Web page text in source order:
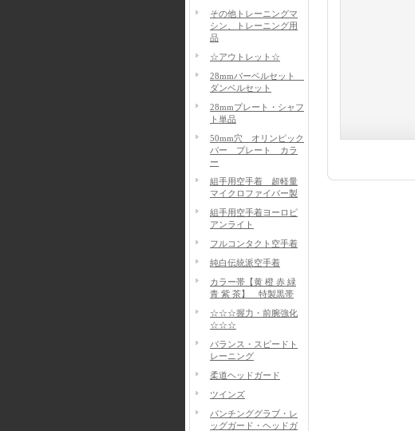
その他トレーニングマ
シン、トレーニング用
品
☆アウトレット☆
28mmバーベルセット
ダンベルセット
28mmプレート・シャフ
ト単品
50mm穴 オリンピック
バー プレート カラ
ー
組手用空手着 超軽量
マイクロファイバー製
組手用空手着ヨーロピ
アンライト
フルコンタクト空手着
純白伝統派空手着
カラー帯【黄 橙 赤 緑
青 紫 茶】 特製黒帯
☆☆☆握力・前腕強化
☆☆☆
バランス・スピードト
レーニング
柔道ヘッドガード
ツインズ
パンチンググラブ・レ
ッグガード・ヘッドガ